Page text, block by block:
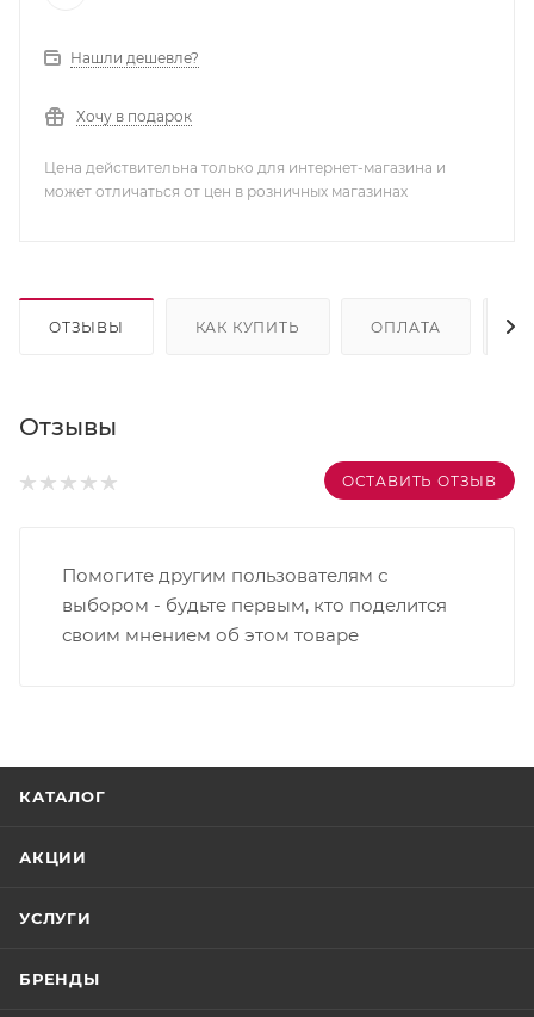
Нашли дешевле?
Хочу в подарок
Цена действительна только для интернет-магазина и
может отличаться от цен в розничных магазинах
ОТЗЫВЫ КАК КУПИТЬ ОПЛАТА
Отзывы
ОСТАВИТЬ ОТЗЫВ
Помогите другим пользователям с
выбором - будьте первым, кто поделится
своим мнением об этом товаре
КАТАЛОГ
АКЦИИ
УСЛУГИ
БРЕНДЫ